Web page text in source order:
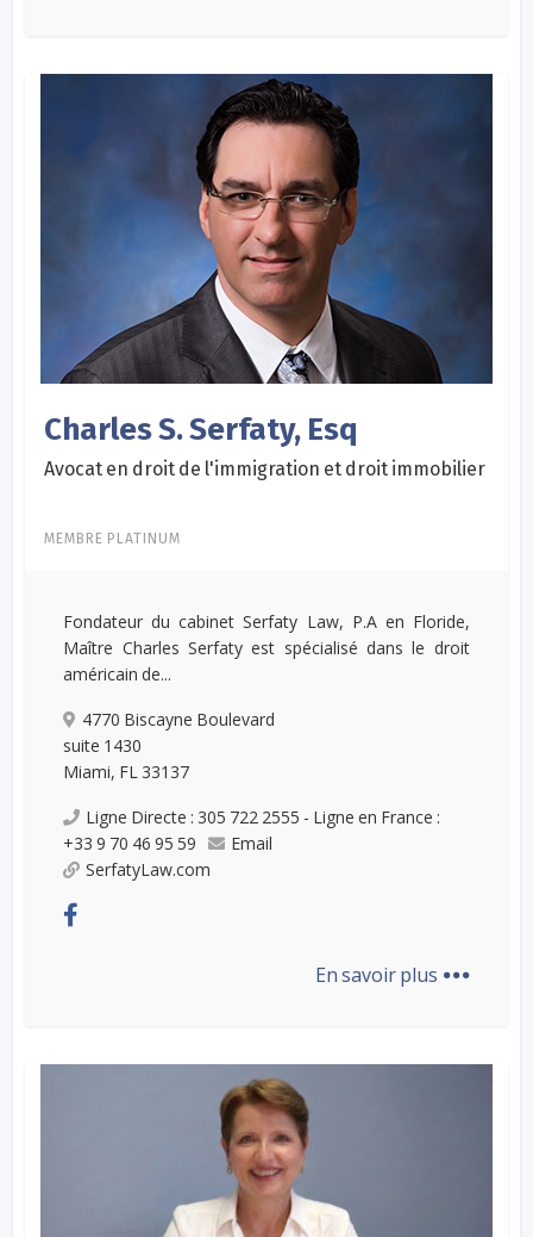
Charles S. Serfaty, Esq
Avocat en droit de l'immigration et droit immobilier
MEMBRE PLATINUM
Fondateur du cabinet Serfaty Law, P.A en Floride,
Maître Charles Serfaty est spécialisé dans le droit
américain de...
4770 Biscayne Boulevard
suite 1430
Miami, FL 33137
Ligne Directe : 305 722 2555 - Ligne en France :
+33 9 70 46 95 59
Email
SerfatyLaw.com
En savoir plus ...